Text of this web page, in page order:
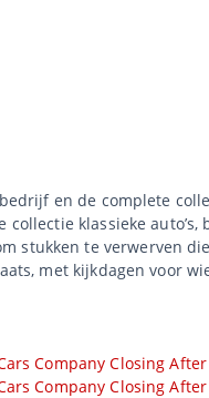
en de complete
collectie klassieke
stukken te verwerven
met kijkdagen voor
Company Closing
Company Closing